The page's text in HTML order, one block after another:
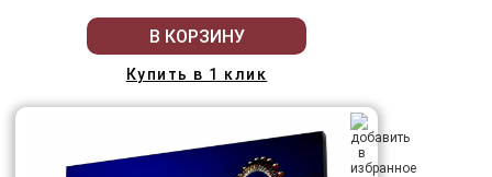
В КОРЗИНУ
Купить в 1 клик